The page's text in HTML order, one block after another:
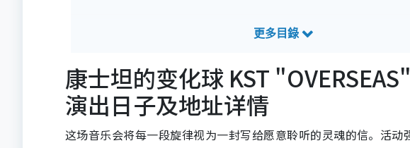
康士坦的变化球 KST
演出日子及地址详情
这场音乐会将每一段旋律视为一封写给愿意聆听的灵魂的信。活